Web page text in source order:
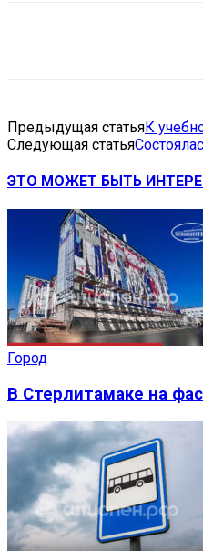
Предыдущая статьяК
Следующая статья
ЭТО МОЖЕТ БЫТЬ
Город
В Стерлитамаке на